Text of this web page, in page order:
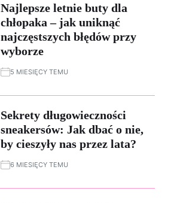
Najlepsze letnie buty dla
chłopaka – jak uniknąć
najczęstszych błędów przy
wyborze
5 MIESIĘCY TEMU
Sekrety długowieczności
sneakersów: Jak dbać o nie,
by cieszyły nas przez lata?
6 MIESIĘCY TEMU